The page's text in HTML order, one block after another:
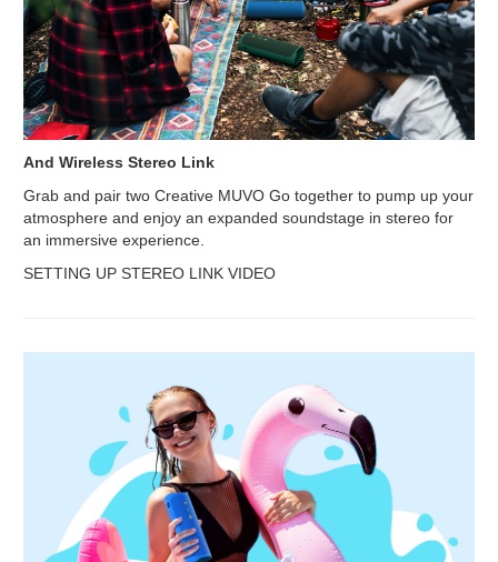
And Wireless Stereo Link
Grab and pair two Creative MUVO Go together to pump up your
atmosphere and enjoy an expanded soundstage in stereo for
an immersive experience.
SETTING UP STEREO LINK VIDEO